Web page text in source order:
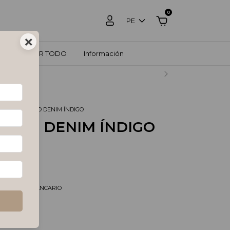
PE
0
VER TODO Información
PAGO.
. JARDINERO DENIM ÍNDIGO
DENIM ÍNDIGO
$55.20 USD
BANCARIO
×